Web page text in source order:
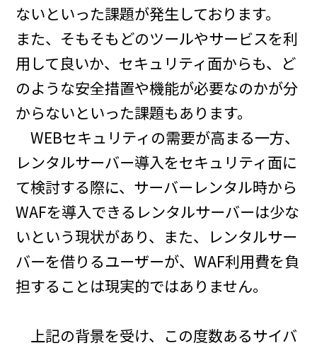
ないといった課題が発生しております。
また、そもそもどのツールやサービスを利
用して良いか、セキュリティ面からも、ど
のような安全措置や機能が必要なのかが分
からないといった課題もあります。
WEBセキュリティの需要が高まる一方、
レンタルサーバー導入をセキュリティ面に
て検討する際に、サーバーレンタル時から
WAFを導入できるレンタルサーバーは少な
いという現状があり、また、レンタルサー
バーを借りるユーザーが、WAF利用費を負
担することは現実的ではありません。
上記の背景を受け、この度数あるサイバ